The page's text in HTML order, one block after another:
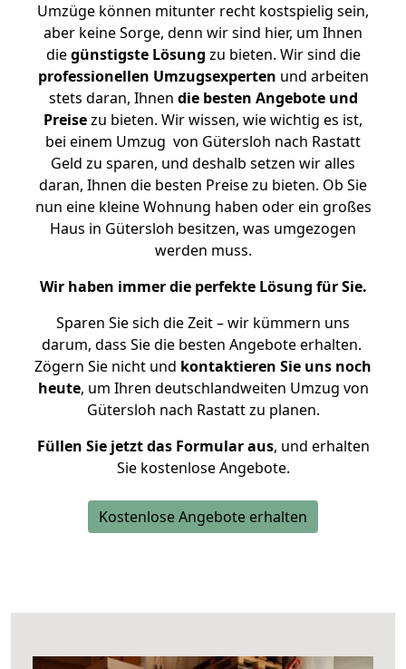
Umzüge können mitunter recht kostspielig sein,
aber keine Sorge, denn wir sind hier, um Ihnen
diegünstigste Lösung zu bieten. Wir sind die
professionellen Umzugsexperten und arbeiten
stets daran, Ihnen die besten Angebote und
Preisezu bieten. Wir wissen, wie wichtig es ist,
bei einem Umzug von Gütersloh nach Rastatt
Geld zu sparen, und deshalb setzen wir alles
daran, Ihnen die besten Preise zu bieten. Ob Sie
nun eine kleine Wohnung haben oder ein großes
Haus in Gütersloh besitzen, was umgezogen
werden muss.
Wir haben immer die perfekte Lösung für Sie.
Sparen Sie sich die Zeit – wir kümmern uns
darum, dass Sie die besten Angebote erhalten.
Zögern Sie nicht und kontaktieren Sie uns noch
heute, um Ihren deutschlandweiten Umzug von
Gütersloh nach Rastatt zu planen.
Füllen Sie jetzt das Formular aus, und erhalten
Sie kostenlose Angebote.
Kostenlose Angebote erhalten